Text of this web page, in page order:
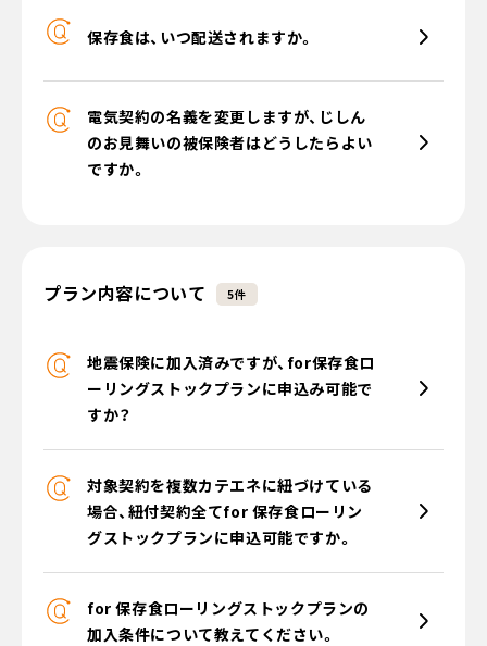
保存食は、いつ配送されますか。
電気契約の名義を変更しますが、じしん
のお見舞いの被保険者はどうしたらよい
ですか。
プラン内容について 5件
地震保険に加入済みですが、for保存食ロ
ーリングストックプランに申込み可能で
すか？
対象契約を複数カテエネに紐づけている
場合、紐付契約全てfor 保存食ローリン
グストックプランに申込可能ですか。
for 保存食ローリングストックプランの
加入条件について教えてください。